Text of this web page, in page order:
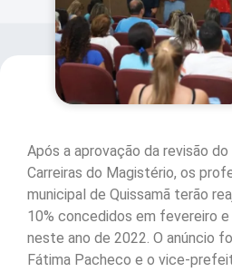
Após a aprovação da revisão
Carreiras do Magistério, os
municipal de Quissamã terão
10% concedidos em fevereiro
neste ano de 2022. O anúncio
Fátima Pacheco e o vice-